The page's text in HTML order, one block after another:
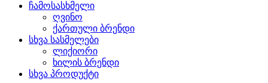
ჩამოსასხმელი
ღვინო
ქართული ბრენდი
სხვა სასმელები
ლიქიორი
ხილის ბრენდი
სხვა პროდუქტი